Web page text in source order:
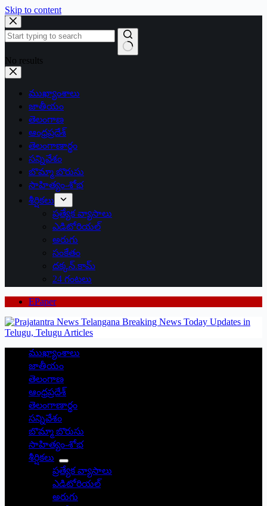
Skip to content
No results
ముఖ్యాంశాలు
జాతీయం
తెలంగాణ
ఆంధ్రప్రదేశ్
తెలంగాణార్థం
సన్నివేశం
బొమ్మా బొరుసు
సాహిత్యం-శోభ
శీర్షికలు
ప్రత్యేక వ్యాసాలు
ఎడిటోరియల్
అరుగు
సంకేతం
దక్కన్.కామ్
24 గంటలు
EPaper
ముఖ్యాంశాలు
జాతీయం
తెలంగాణ
ఆంధ్రప్రదేశ్
తెలంగాణార్థం
సన్నివేశం
బొమ్మా బొరుసు
సాహిత్యం-శోభ
శీర్షికలు
ప్రత్యేక వ్యాసాలు
ఎడిటోరియల్
అరుగు